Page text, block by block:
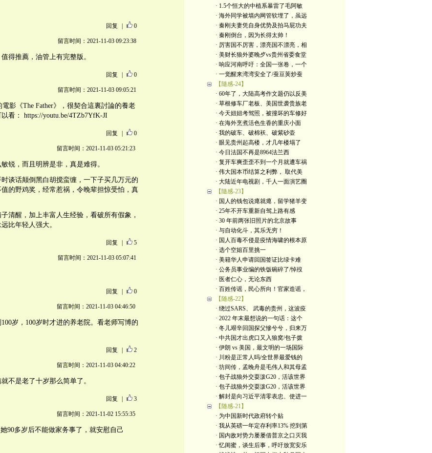
回复 0
留言时间：2021-11-03 09:23:38
得推薦，油管上有完整版。
回复 0
留言时间：2021-11-03 09:05:21
影《The Father》，很契合這裏討論的養老
看： https://youtu.be/4TZb7YfK-JI
回复 0
留言时间：2021-11-03 05:21:23
锐，而且明辨是非，真是难得。
谈话颠倒黑白胡搅蛮缠，一下子买几万元的
的野鸡奖，经常惹祸，令晚辈担惊受怕，真
清醒，加上丰富人生经验，看破所有假象，
比年轻人强大。
回复 5
留言时间：2021-11-03 05:07:41
回复 0
留言时间：2021-11-03 04:46:50
岁，100岁时才进的养老院。看老师写博的
回复 2
留言时间：2021-11-03 04:40:22
不是老了十岁那么简单了。
回复 3
留言时间：2021-11-02 15:55:35
90多岁后不能做家务事了，就安慰自己
· 1.5个恒大的中植系暴雷了毛阿敏
· 海外同学被墙内网管软埋了，虽远
· 秦刚夫妻凭自身优势及拍马屁功夫
· 秦刚倒台，因为长得太帅！
· 厉害国不厉害，漂亮国不漂亮，相
· 美财长狼外婆晚歺vs贵州省委食堂
· 响应河南呼吁：全国一张卷，一个
· 一觉醒来湾湾安全了/蚕豆荚炒蚕
【隨感-24】
· 60年了，大陆高考作文题仍以反美
· 草根修车厂老板、美国世袭贵族老
· 今天妞妞考驾照，被撞坏的车修好
· 在海外烹煮活色生香的重庆小面
· 我的破车、破棉袄、破紫砂壶
· 眼见贵州起高楼，才几年楼塌了
· 今日法国不再是8964法兰西
· 复开车爽歪歪不到一个月就遭车祸
· 伟大国本币结算之利弊， 取代美
· 大陆近年电视剧，千人一面演艺圈
【隨感-23】
· 国人的钱包说瘪就瘪，留学猪羊变
· 25年不开车重新自驾上路有感
· 30 年前两张旧照片的北京故事
· 与自动化斗，其乐无穷！
· 国人百毒不侵是疫情海啸的根本原
· 选个空姐百里挑一
· 美籍华人申请回国签证比绿卡难
· 公务员事业编的铁饭碗碎了/悼歿
· 医者仁心，无论东西
· 百姓传谣，民心所向！官家造谣，
【随感-22】
· 绕过SARS、 武毒的贵州，这波疫
· 2022 年末最想说的一句话：这个
· 冬儿艰辛回国探父慘兮兮，归来万
· 中共国才出虎口又入狼窝/包子拨
· 伊朗 vs 美国，最文明的一场国际
· 川粉是正常人吗/全世界最爱钱的
· 坊间传，孟晚舟是毛伟人和其母孟
· 包子战狼外交耍泼G20，活该世界
· 包子战狼外交耍泼G20，活该世界
· 解封是向习近平清零表忠、使进一
【随感-21】
· 为中国新时代政府转个贴
· 我从英磅一年定存利率13% 挖到第
· 国内敌对势力屡屡借普京之口灭我
· 忆闺蜜，谈生后事，呼吁放宽安乐